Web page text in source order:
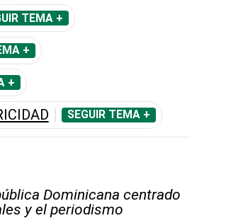
TEMA +
+
+
SEGUIR TEMA +
Dominicana centrado
y el periodismo